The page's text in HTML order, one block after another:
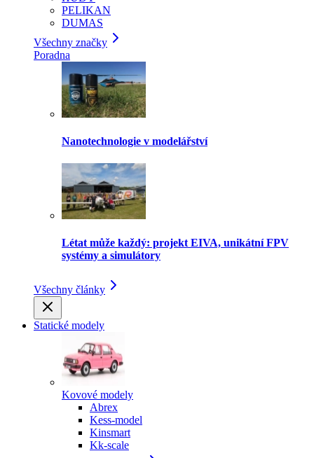
PELIKAN
DUMAS
Všechny značky
Poradna
Nanotechnologie v modelářství
Létat může každý: projekt EIVA, unikátní FPV
systémy a simulátory
Všechny články
Statické modely
Kovové modely
Abrex
Kess-model
Kinsmart
Kk-scale